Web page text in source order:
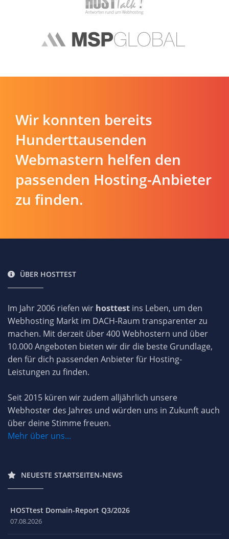
Wir konnten bereits
Hunderttausenden
Webmastern helfen den
passenden Hosting-Anbieter
zu finden.
ÜBER HOSTTEST
Im Jahr 2006 riefen wir hosttest ins Leben, um den
Webhosting Markt im DACH-Raum transparenter zu
machen. Mit derzeit über 400 Webhostern und über
10.000 Angeboten bieten wir dir die beste Grundlage,
den für dich passenden Anbieter für Hosting-
Leistungen zu finden.
Seit 2015 küren wir zudem alljährlich unsere
Webhoster des Jahres und würden uns in Zukunft auch
über deine Stimme freuen.
Mehr über uns...
NEUESTE STARTSEITEN-NEWS
HOSTtest Domain-Report Q3/2026
07.08.2026